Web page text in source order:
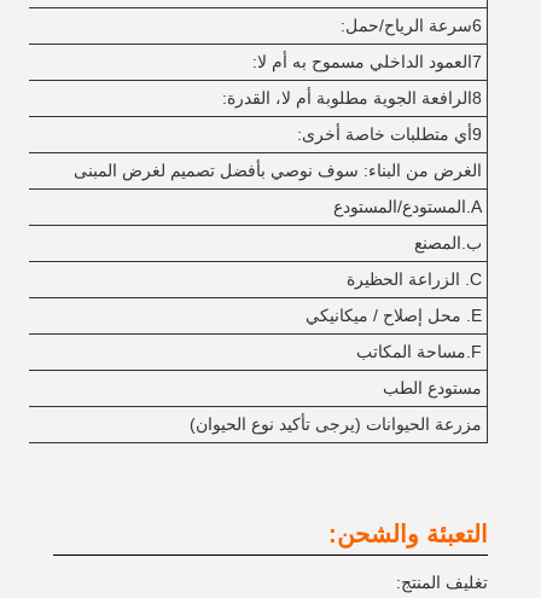
6سرعة الرياح/حمل:
7العمود الداخلي مسموح به أم لا:
8الرافعة الجوية مطلوبة أم لا، القدرة:
9أي متطلبات خاصة أخرى:
الغرض من البناء: سوف نوصي بأفضل تصميم لغرض المبنى
A.المستودع/المستودع
ب.المصنع
C. الزراعة الحظيرة
E. محل إصلاح / ميكانيكي
F.مساحة المكاتب
مستودع الطب
مزرعة الحيوانات (يرجى تأكيد نوع الحيوان)
التعبئة والشحن:
تغليف المنتج: